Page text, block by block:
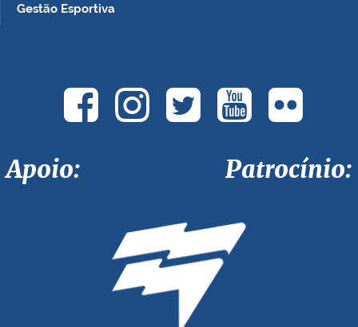
Gestão Esportiva
Apoio: Patrocínio: